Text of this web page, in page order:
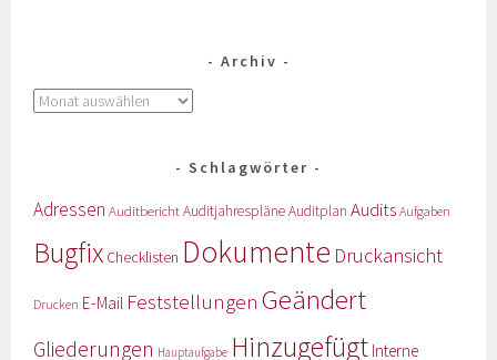
Archiv
Schlagwörter
Adressen AuditberichtAuditjahrespläneAuditplan Audits Aufgaben
Bugfix Checklisten Dokumente Druckansicht
Drucken E-Mail Feststellungen Geändert
Gliederungen Hauptaufgabe Hinzugefügt Interne